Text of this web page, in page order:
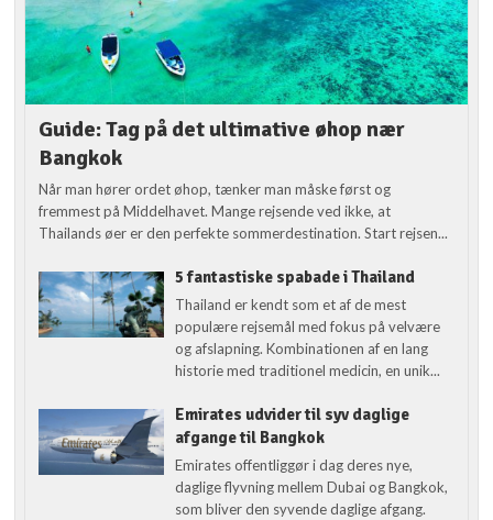
Guide: Tag på det ultimative øhop nær
Bangkok
Når man hører ordet øhop, tænker man måske først og
fremmest på Middelhavet. Mange rejsende ved ikke, at
Thailands øer er den perfekte sommerdestination. Start rejsen...
5 fantastiske spabade i Thailand
Thailand er kendt som et af de mest
populære rejsemål med fokus på velvære
og afslapning. Kombinationen af en lang
historie med traditionel medicin, en unik...
Emirates udvider til syv daglige
afgange til Bangkok
Emirates offentliggør i dag deres nye,
daglige flyvning mellem Dubai og Bangkok,
som bliver den syvende daglige afgang.